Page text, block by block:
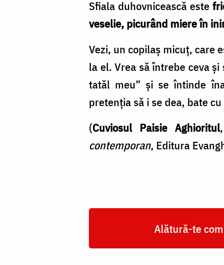
Sfiala duhovnicească este
veselie, picurând miere în
Vezi, un copilaș micuț, care
la el. Vrea să întrebe ceva
tatăl meu” și se întinde
pretenția să i se dea, bate
(Cuviosul Paisie Aghioritul,
contemporan, Editura
Alătură-te